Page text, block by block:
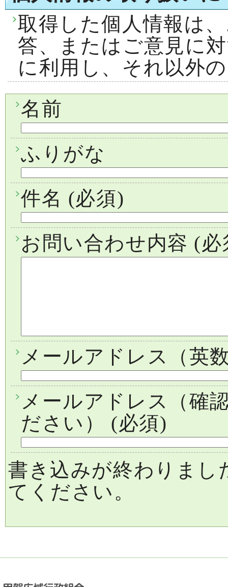
取得した個人情報は
答、またはご意見に
に利用し、それ以外
名前
ふりがな
件名 (必須)
お問い合わせ内容 (必
メールアドレス（英
メールアドレス（確
ださい）
(必須)
書き込みが終わりまし
てください。